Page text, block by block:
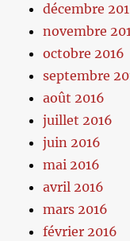
décembre
novembre
octobre 2016
septembre
août 2016
juillet 2016
juin 2016
mai 2016
avril 2016
mars 2016
février 2016